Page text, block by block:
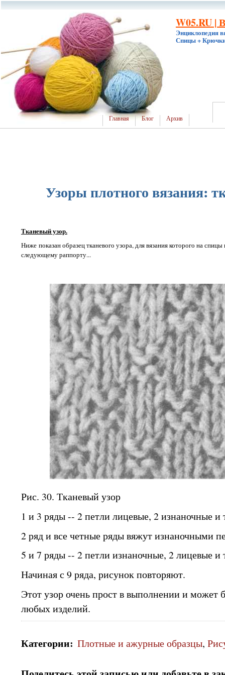
W05.RU |
Энциклопедия
Спицы +
Главная Блог Архив
Узоры плотного вязания:
Тканевый узор.
Ниже показан образец тканевого узора, для вязания которого на
следующему раппорту...
Рис. 30. Тканевый узор
1 и 3 ряды -- 2 петли лицевые, 2 изнаночные и
2 ряд и все четные ряды вяжут изнаночными
5 и 7 ряды -- 2 петли изнаночные, 2 лицевые и
Начиная с 9 ряда, рисунок повторяют.
Этот узор очень прост в выполнении и может
любых изделий.
Категории: Плотные и ажурные образцы,